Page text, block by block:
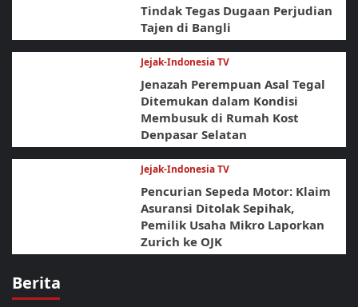
Tindak Tegas Dugaan Perjudian
Tajen di Bangli
Jejak-Indonesia TV
Jenazah Perempuan Asal Tegal
Ditemukan dalam Kondisi
Membusuk di Rumah Kost
Denpasar Selatan
Jejak-Indonesia TV
Pencurian Sepeda Motor: Klaim
Asuransi Ditolak Sepihak,
Pemilik Usaha Mikro Laporkan
Zurich ke OJK
Berita